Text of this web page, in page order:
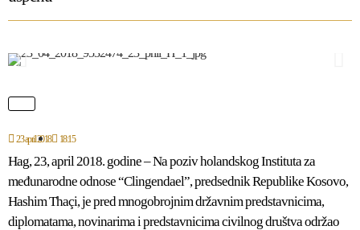
23 april 2018 18:15
Hag, 23, april 2018. godine – Na poziv holandskog Instituta za
međunarodne odnose “Clingendael”, predsednik Republike Kosovo,
Hashim Thaçi, je pred mnogobrojnim državnim predstavnicima,
diplomatama, novinarima i predstavnicima civilnog društva održao